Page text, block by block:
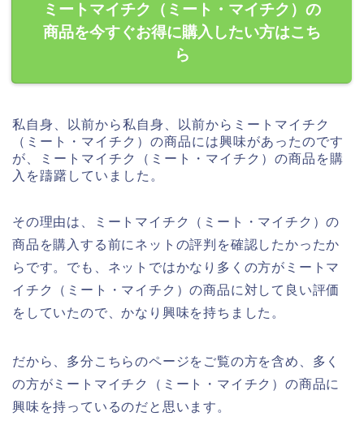
ミートマイチク（ミート・マイチク）の
商品を今すぐお得に購入したい方はこち
ら
私自身、以前から私自身、以前からミートマイチク
（ミート・マイチク）の商品には興味があったのです
が、ミートマイチク（ミート・マイチク）の商品を購
入を躊躇していました。
その理由は、ミートマイチク（ミート・マイチク）の
商品を購入する前にネットの評判を確認したかったか
らです。でも、ネットではかなり多くの方がミートマ
イチク（ミート・マイチク）の商品に対して良い評価
をしていたので、かなり興味を持ちました。
だから、多分こちらのページをご覧の方を含め、多く
の方がミートマイチク（ミート・マイチク）の商品に
興味を持っているのだと思います。